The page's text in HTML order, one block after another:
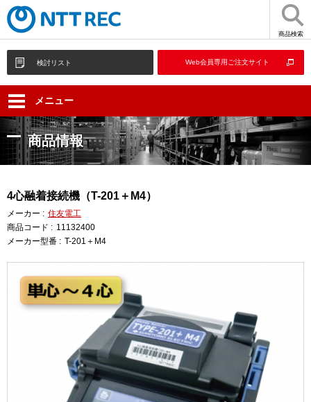
商品検索
検討リスト Web会員専用ご注文サイト
メニュー
商品情報
4心融着接続機（T-201＋M4）
メーカー : 住友電工
商品コード : 11132400
メーカー型番 : T-201＋M4